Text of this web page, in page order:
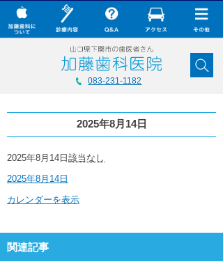
2025年8月14日
2025
8
14
2025年8月14日 該当なし
2025年8月14日
カレンダーを表示
関連記事
× CLOSE
加藤歯科について
加藤歯科の最新技術
コラム
無料メール相談
スタッフ募集